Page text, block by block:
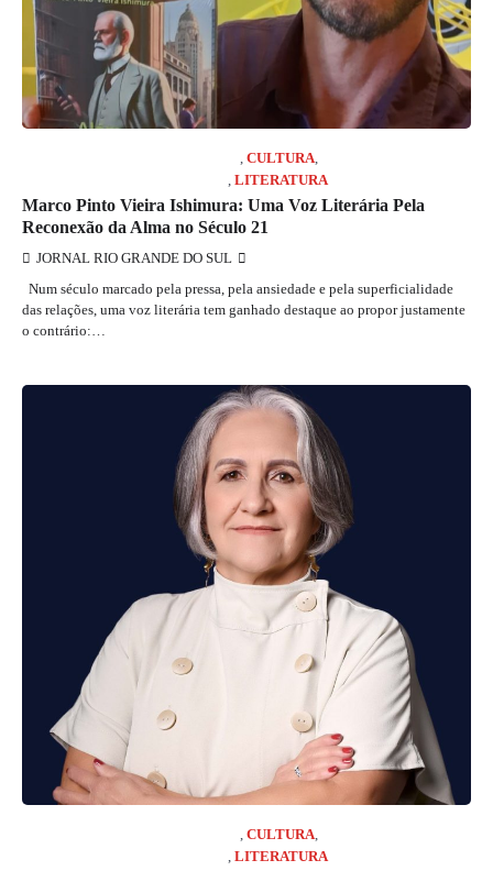
, CULTURA,
, LITERATURA
Marco Pinto Vieira Ishimura: Uma Voz Literária Pela
Reconexão da Alma no Século 21
JORNAL RIO GRANDE DO SUL
Num século marcado pela pressa, pela ansiedade e pela superficialidade
das relações, uma voz literária tem ganhado destaque ao propor justamente
o contrário:…
, CULTURA,
, LITERATURA